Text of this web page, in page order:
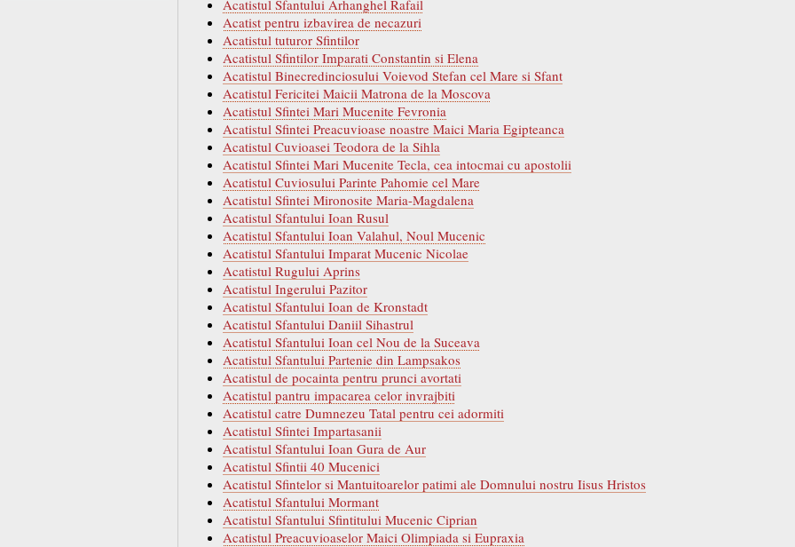
Acatistul Sfantului Arhanghel Rafail
Acatist pentru izbavirea de necazuri
Acatistul tuturor Sfintilor
Acatistul Sfintilor Imparati Constantin si Elena
Acatistul Binecredinciosului Voievod Stefan cel Mare si Sfant
Acatistul Fericitei Maicii Matrona de la Moscova
Acatistul Sfintei Mari Mucenite Fevronia
Acatistul Sfintei Preacuvioase noastre Maici Maria Egipteanca
Acatistul Cuvioasei Teodora de la Sihla
Acatistul Sfintei Mari Mucenite Tecla, cea intocmai cu apostolii
Acatistul Cuviosului Parinte Pahomie cel Mare
Acatistul Sfintei Mironosite Maria-Magdalena
Acatistul Sfantului Ioan Rusul
Acatistul Sfantului Ioan Valahul, Noul Mucenic
Acatistul Sfantului Imparat Mucenic Nicolae
Acatistul Rugului Aprins
Acatistul Ingerului Pazitor
Acatistul Sfantului Ioan de Kronstadt
Acatistul Sfantului Daniil Sihastrul
Acatistul Sfantului Ioan cel Nou de la Suceava
Acatistul Sfantului Partenie din Lampsakos
Acatistul de pocainta pentru prunci avortati
Acatistul pantru impacarea celor invrajbiti
Acatistul catre Dumnezeu Tatal pentru cei adormiti
Acatistul Sfintei Impartasanii
Acatistul Sfantului Ioan Gura de Aur
Acatistul Sfintii 40 Mucenici
Acatistul Sfintelor si Mantuitoarelor patimi ale Domnului nostru Iisus Hristos
Acatistul Sfantului Mormant
Acatistul Sfantului Sfintitului Mucenic Ciprian
Acatistul Preacuvioaselor Maici Olimpiada si Eupraxia